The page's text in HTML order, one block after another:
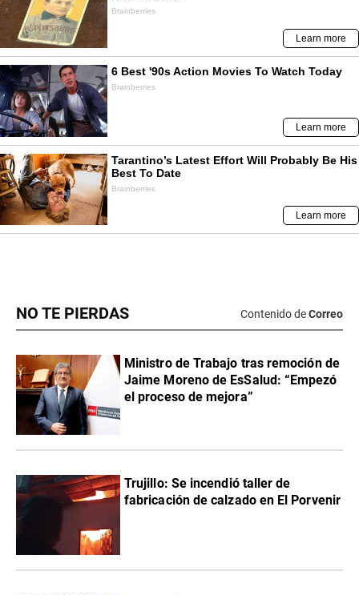
NO TE PIERDAS Contenido deCorreo
Ministro de Trabajo tras remoción de
Jaime Moreno de EsSalud: “Empezó
el proceso de mejora”
Trujillo: Se incendió taller de
fabricación de calzado en El Porvenir